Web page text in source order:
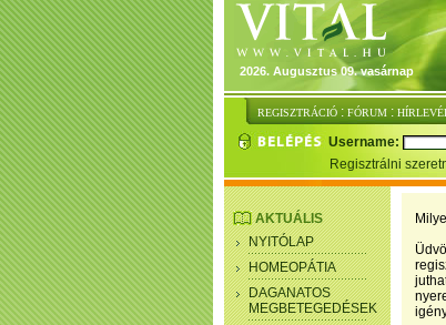
2026. Augusztus 09. vasárnap
REGISZTRÁCIÓ : FÓRUM :
Username:
Regisztrálni
AKTUÁLIS
NYITÓLAP
HOMEOPÁTIA
DAGANATOS
MEGBETEGEDÉSEK